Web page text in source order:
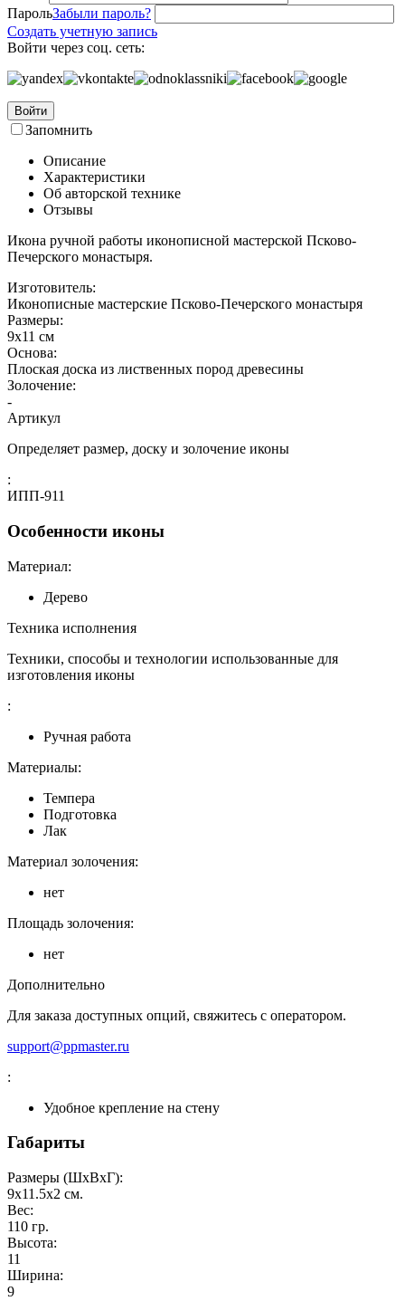
ПарольЗабыли пароль?
Создать учетную запись
Войти через соц. сеть:
Войти
Запомнить
Описание
Характеристики
Об авторской технике
Отзывы
Икона ручной работы иконописной мастерской Псково-
Печерского монастыря.
Изготовитель:
Иконописные мастерские Псково-Печерского монастыря
Размеры:
9х11 см
Основа:
Плоская доска из лиственных пород древесины
Золочение:
-
Артикул
Определяет размер, доску и золочение иконы
:
ИПП-911
Особенности иконы
Материал:
Дерево
Техника исполнения
Техники, способы и технологии использованные для
изготовления иконы
:
Ручная работа
Материалы:
Темпера
Подготовка
Лак
Материал золочения:
нет
Площадь золочения:
нет
Дополнительно
Для заказа доступных опций, свяжитесь с оператором.
support@ppmaster.ru
:
Удобное крепление на стену
Габариты
Размеры (ШxВxГ):
9x11.5x2 см.
Вес:
110 гр.
Высота:
11
Ширина:
9